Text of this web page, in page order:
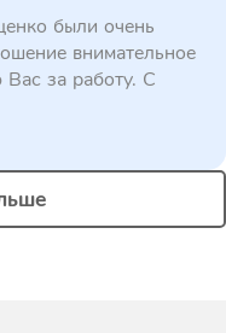
были очень
внимательное
за работу. С